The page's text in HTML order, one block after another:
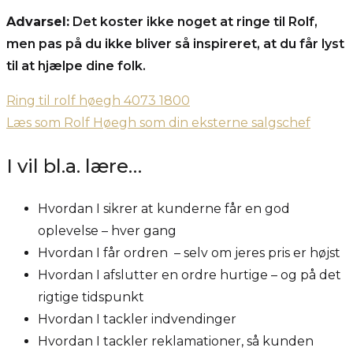
Advarsel: Det koster ikke noget at ringe til Rolf,
men pas på du ikke bliver så inspireret, at du får lyst
til at hjælpe dine folk.
Ring til rolf høegh 4073 1800
Læs som Rolf Høegh som din eksterne salgschef
I vil bl.a. lære…
Hvordan I sikrer at kunderne får en god
oplevelse – hver gang
Hvordan I får ordren – selv om jeres pris er højst
Hvordan I afslutter en ordre hurtige – og på det
rigtige tidspunkt
Hvordan I tackler indvendinger
Hvordan I tackler reklamationer, så kunden